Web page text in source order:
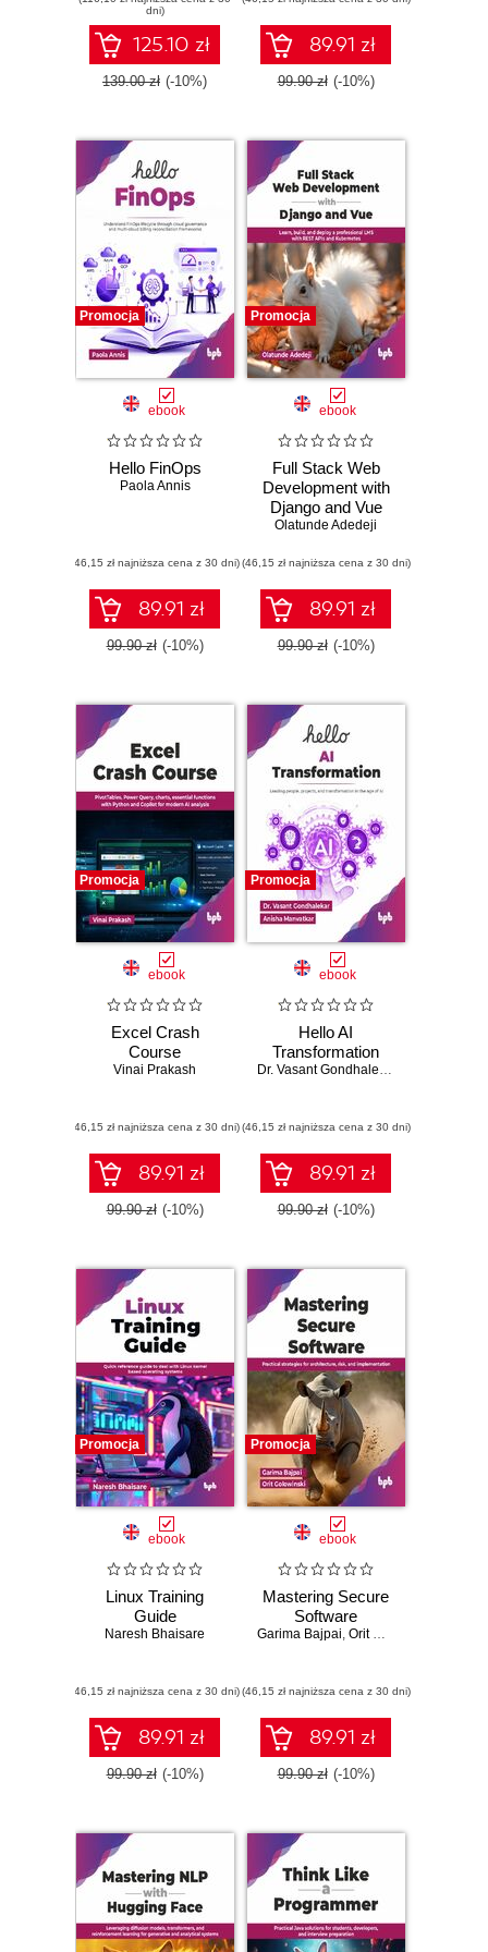
dni)
125.10 zł
139.00 zł (-10%)
89.91 zł
99.90 zł (-10%)
Promocja
ebook
Hello FinOps
Paola Annis
(46,15 zł najniższa cena z 30 dni)
89.91 zł
99.90 zł (-10%)
Promocja
ebook
Full Stack Web
Development with
Django and Vue
Olatunde Adedeji
(46,15 zł najniższa cena z 30 dni)
89.91 zł
99.90 zł (-10%)
Promocja
ebook
Excel Crash
Course
Vinai Prakash
(46,15 zł najniższa cena z 30 dni)
89.91 zł
99.90 zł (-10%)
Promocja
ebook
Hello AI
Transformation
Dr. Vasant Gondhalekar
(46,15 zł najniższa cena z 30 dni)
89.91 zł
99.90 zł (-10%)
Promocja
ebook
Linux Training
Guide
Naresh Bhaisare
(46,15 zł najniższa cena z 30 dni)
89.91 zł
99.90 zł (-10%)
Promocja
ebook
Mastering Secure
Software
Garima Bajpai, Orit Golowinski
(46,15 zł najniższa cena z 30 dni)
89.91 zł
99.90 zł (-10%)